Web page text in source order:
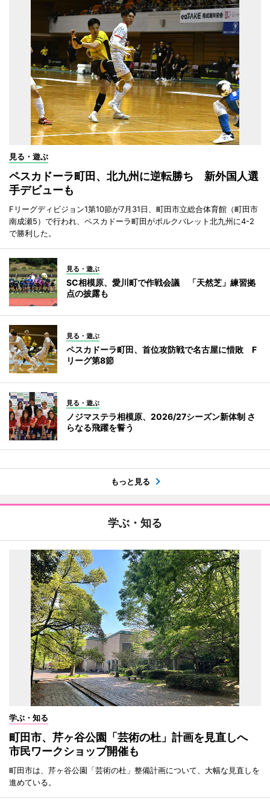
見る・遊ぶ
ペスカドーラ町田、北九州に逆転勝ち 新外国人選
手デビューも
Fリーグディビジョン1第10節が7月31日、町田市立総合体育館（町田市
南成瀬5）で行われ、ペスカドーラ町田がボルクバレット北九州に4-2
で勝利した。
見る・遊ぶ
SC相模原、愛川町で作戦会議 「天然芝」練習拠
点の披露も
見る・遊ぶ
ペスカドーラ町田、首位攻防戦で名古屋に惜敗 F
リーグ第8節
見る・遊ぶ
ノジマステラ相模原、2026/27シーズン新体制 さ
らなる飛躍を誓う
もっと見る
学ぶ・知る
学ぶ・知る
町田市、芹ヶ谷公園「芸術の杜」計画を見直しへ
市民ワークショップ開催も
町田市は、芹ヶ谷公園「芸術の杜」整備計画について、大幅な見直しを
進めている。